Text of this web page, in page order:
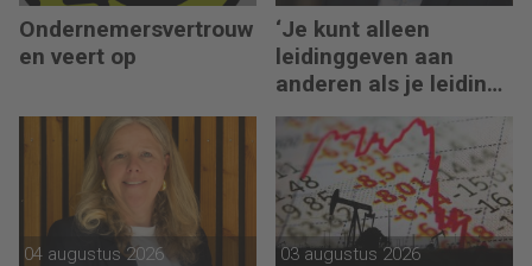
Ondernemersvertrouw
en veert op
‘Je kunt alleen
leidinggeven aan
anderen als je leiding
kunt geven aan jezelf’
04 augustus 2026 03 augustus 2026